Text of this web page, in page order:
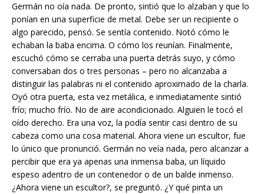
Germán no oía nada. De pronto, sintió que lo alzaban y que lo
ponían en una superficie de metal. Debe ser un recipiente o
algo parecido, pensó. Se sentía contenido. Notó cómo le
echaban la baba encima. O cómo los reunían. Finalmente,
escuchó cómo se cerraba una puerta detrás suyo, y cómo
conversaban dos o tres personas – pero no alcanzaba a
distinguir las palabras ni el contenido aproximado de la charla.
Oyó otra puerta, esta vez metálica, e inmediatamente sintió
frío; mucho frío. No de aire acondicionado. Alguien le tocó el
oído derecho. Era una voz, la podía sentir casi dentro de su
cabeza como una cosa material. Ahora viene un escultor, fue
lo único que pronunció. Germán no veía nada, pero alcanzar a
percibir que era ya apenas una inmensa baba, un líquido
espeso adentro de un contenedor o de un balde inmenso.
¿Ahora viene un escultor?, se preguntó. ¿Y qué pinta un